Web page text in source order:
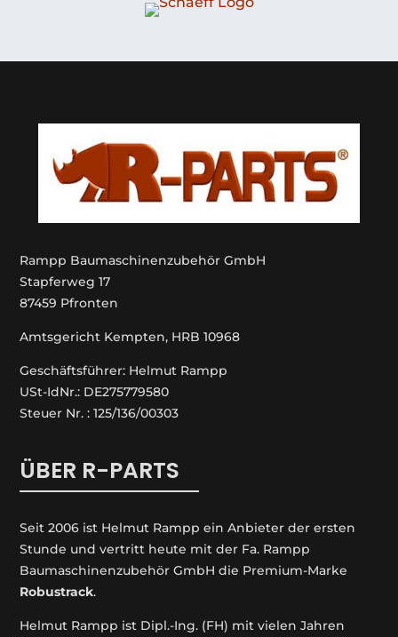
Rampp Baumaschinenzubehör GmbH
Stapferweg 17
87459 Pfronten
Amtsgericht Kempten, HRB 10968
Geschäftsführer: Helmut Rampp
USt-IdNr.: DE275779580
Steuer Nr. : 125/136/00303
ÜBER R-PARTS
Seit 2006 ist Helmut Rampp ein An­bieter der ersten
Stunde und vertritt heute mit der Fa. Rampp
Baumaschinenzubehör GmbH die Premium-Marke
Robustrack.
Helmut Rampp ist Dipl.-Ing. (FH) mit vielen Jahren